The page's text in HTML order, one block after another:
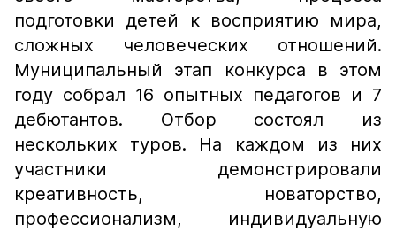
подготовки детей к восприятию мира,
сложных человеческих отношений.
Муниципальный этап конкурса в этом
году собрал 16 опытных педагогов и 7
дебютантов. Отбор состоял из
нескольких туров. На каждом из них
участники демонстрировали
креативность, новаторство,
профессионализм, индивидуальную